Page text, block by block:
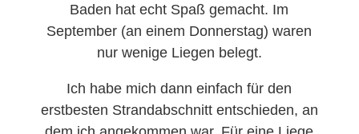
Baden hat echt Spaß gemacht. Im
September (an einem Donnerstag) waren
nur wenige Liegen belegt.
Ich habe mich dann einfach für den
erstbesten Strandabschnitt entschieden, an